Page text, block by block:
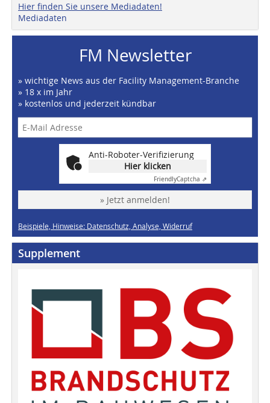
Hier finden Sie unsere Mediadaten!
Mediadaten
FM Newsletter
» wichtige News aus der Facility Management-Branche
» 18 x im Jahr
» kostenlos und jederzeit kündbar
Anti-Roboter-Verifizierung
Hier klicken
FriendlyCaptcha ⇗
» Jetzt anmelden!
Beispiele, Hinweise: Datenschutz, Analyse, Widerruf
Supplement